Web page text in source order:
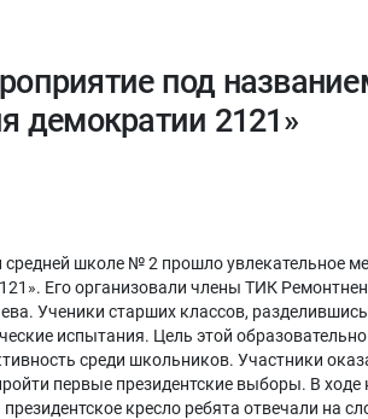
под
демократии 2121»
школе № 2 прошло увлекательное
Его организовали члены ТИК
Ученики старших классов,
испытания. Цель этой
среди школьников. Участники
первые президентские выборы. В
кресло ребята отвечали на